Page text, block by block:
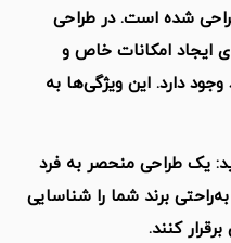
در طراحی
خاص و
ویژگی‌ها به
منحصر به فرد
شما را شناسایی